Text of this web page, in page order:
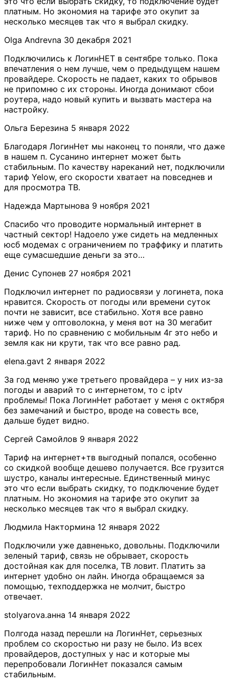
платным. Но экономия на тарифе это окупит за
несколько месяцев так что я выбрал скидку.
​Olga Andrevna 30 декабря 2021
Подключились к ЛогинНЕТ в сентябре только. Пока
впечатления о нем лучше, чем о предыдущем нашем
провайдере. Скорость не падает, каких то обрывов
не припомню с их стороны. Иногда донимают сбои
роутера, надо новый купить и вызвать мастера на
настройку.
Ольга Березина 5 января 2022
Благодаря ЛогинНет мы наконец то поняли, что даже
в нашем п. Сусанино интернет может быть
стабильным. По качеству нареканий нет, подключили
тариф Yelow, его скорости хватает на повседнев и
для просмотра ТВ.
​Надежда Мартынова​ 9 ноября 2021
Спасибо что проводите нормальный интернет в
частный сектор! Надоело уже сидеть на медленных
юсб модемах с ограничением по траффику и платить
еще сумасшедшие деньги за это…
​Денис Супонев 27 ноября 2021
Подключил интернет по радиосвязи у логинета, пока
нравится. Скорость от погоды или времени суток
почти не зависит, все стабильно. Хотя все равно
ниже чем у оптоволокна, у меня вот на 30 мегабит
тариф. Но по сравнению с мобильным 4г это небо и
земля как ни крути, так что все равно рад.
​elena.gavt​ 2 января 2022
За год меняю уже третьего провайдера – у них из-за
погоды и аварий то с интернетом, то с iptv
проблемы! Пока ЛогинНет работает у меня с октября
без замечаний и быстро, вроде на совесть все,
дальше будет видно.
Сергей Самойлов 9 января 2022
Тариф на интернет+тв выгодный попался, особенно
со скидкой вообще дешево получается. Все грузится
шустро, каналы интересные. Единственный минус
это что если выбрать скидку, то подключение будет
платным. Но экономия на тарифе это окупит за
несколько месяцев так что я выбрал скидку.
Людмила Нактормина​ 12 января 2022
Подключили уже давненько, довольны. Подключили
зеленый тариф, связь не обрывает, скорость
достойная как для поселка, ТВ ловит. Платить за
интернет удобно он лайн. Иногда обращаемся за
помощью, техподдержка не молчит, быстро
отвечает.
stolyarova.анна 14 января 2022
Полгода назад перешли на ЛогинНет, серьезных
проблем со скоростью ни разу не было. Из всех
провайдеров, доступных у нас и которые мы
перепробовали ЛогинНет показался самым
стабильным.